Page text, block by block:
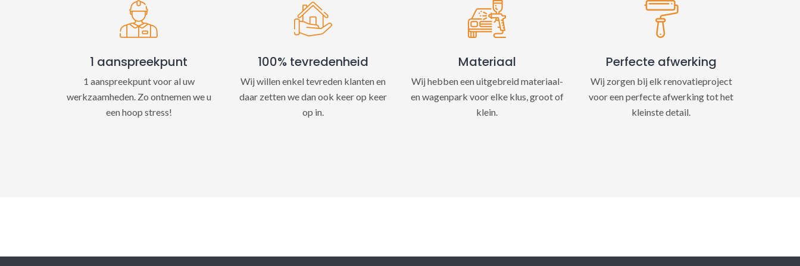
1 aanspreekpunt
1 aanspreekpunt voor al uw
werkzaamheden. Zo ontnemen we u
een hoop stress!
100% tevredenheid
Wij willen enkel tevreden klanten en
daar zetten we dan ook keer op keer
op in.
Materiaal
Wij hebben een uitgebreid materiaal-
en wagenpark voor elke klus, groot of
klein.
Perfecte afwerking
Wij zorgen bij elk renovatieproject
voor een perfecte afwerking tot het
kleinste detail.